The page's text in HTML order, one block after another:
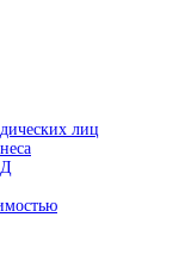
лиц